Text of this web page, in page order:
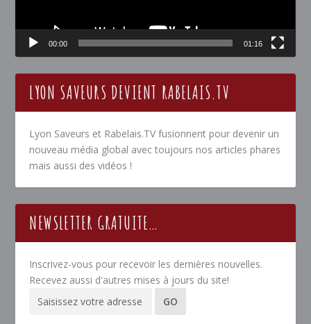
00:00 01:16
LYON SAVEURS DEVIENT RABELAIS.TV
Lyon Saveurs et Rabelais.TV fusionnent pour devenir un
nouveau média global avec toujours nos articles phares
mais aussi des vidéos !
NEWSLETTER GRATUITE…
Inscrivez-vous pour recevoir les dernières nouvelles.
Recevez aussi d'autres mises à jours du site!